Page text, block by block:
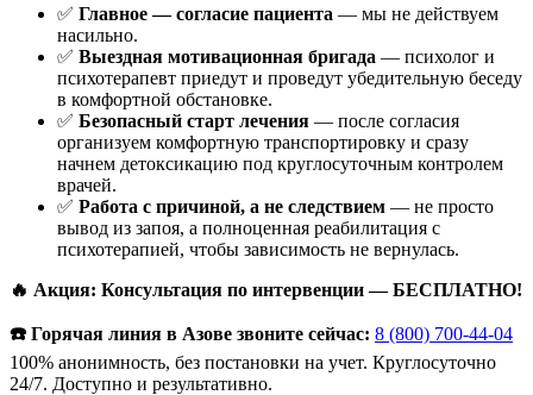
✅ Главное — согласие пациента — мы не действуем
насильно.
✅ Выездная мотивационная бригада — психолог и
психотерапевт приедут и проведут убедительную беседу
в комфортной обстановке.
✅ Безопасный старт лечения — после согласия
организуем комфортную транспортировку и сразу
начнем детоксикацию под круглосуточным контролем
врачей.
✅ Работа с причиной, а не следствием — не просто
вывод из запоя, а полноценная реабилитация с
психотерапией, чтобы зависимость не вернулась.
🔥 Акция: Консультация по интервенции — БЕСПЛАТНО!
☎️ Горячая линия в Азове звоните сейчас: 8 (800) 700-44-04
100% анонимность, без постановки на учет. Круглосуточно
24/7. Доступно и результативно.